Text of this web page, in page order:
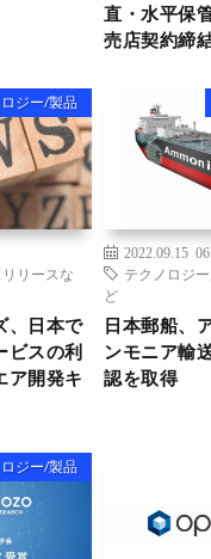
直・水平保
売店契約締
ジー/製品
リースな
、日本で
ビスの利
ア開発キ
2022.09.15
テクノロジー
ど
日本郵船、
ンモニア輸
認を取得
ジー/製品